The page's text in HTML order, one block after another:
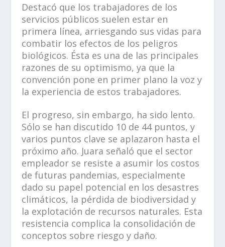
Destacó que los trabajadores de los
servicios públicos suelen estar en
primera línea, arriesgando sus vidas para
combatir los efectos de los peligros
biológicos. Ésta es una de las principales
razones de su optimismo, ya que la
convención pone en primer plano la voz y
la experiencia de estos trabajadores.
El progreso, sin embargo, ha sido lento.
Sólo se han discutido 10 de 44 puntos, y
varios puntos clave se aplazaron hasta el
próximo año. Juara señaló que el sector
empleador se resiste a asumir los costos
de futuras pandemias, especialmente
dado su papel potencial en los desastres
climáticos, la pérdida de biodiversidad y
la explotación de recursos naturales. Esta
resistencia complica la consolidación de
conceptos sobre riesgo y daño.